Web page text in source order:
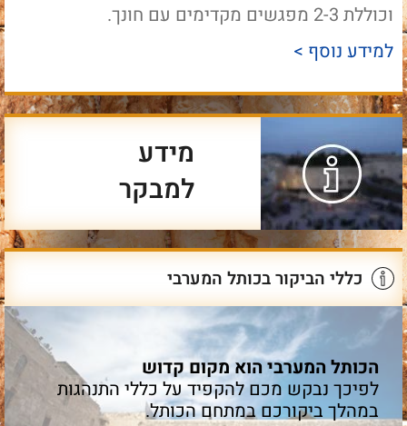
וכוללת 2-3 מפגשים מקדימים עם חונך.
למידע נוסף >
מידע
למבקר
כללי הביקור בכותל המערבי
הכותל המערבי הוא מקום קדוש
לפיכך נבקש מכם להקפיד על כללי התנהגות
במהלך ביקורכם במתחם הכותל.